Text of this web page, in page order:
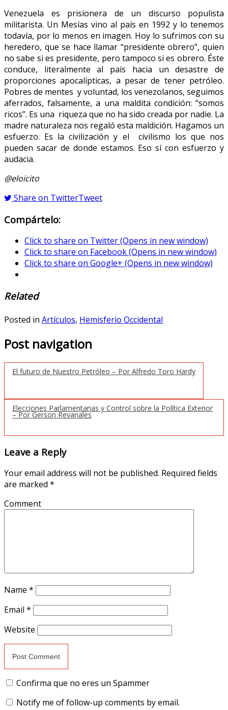
Venezuela es prisionera de un discurso populista
militarista. Un Mesías vino al país en 1992 y lo tenemos
todavía, por lo menos en imagen. Hoy lo sufrimos con su
heredero, que se hace llamar “presidente obrero”, quien
no sabe si es presidente, pero tampoco si es obrero. Éste
conduce, literalmente al país hacia un desastre de
proporciones apocalípticas, a pesar de tener petróleo.
Pobres de mentes y voluntad, los venezolanos, seguimos
aferrados, falsamente, a una maldita condición: “somos
ricos”. Es una riqueza que no ha sido creada por nadie. La
madre naturaleza nos regaló esta maldición. Hagamos un
esfuerzo. Es la civilización y el civilismo los que nos
pueden sacar de donde estamos. Eso sí con esfuerzo y
audacia.
@eloicito
Share on TwitterTweet
Compártelo:
Click to share on Twitter (Opens in new window)
Click to share on Facebook (Opens in new window)
Click to share on Google+ (Opens in new window)
Related
Posted in Artículos, Hemisferio Occidental
Post navigation
El futuro de Nuestro Petróleo – Por Alfredo Toro Hardy
Elecciones Parlamentarias y Control sobre la Política Exterior
– Por Gerson Revanales
Leave a Reply
Your email address will not be published. Required fields
are marked *
Comment
Name *
Email *
Website
Confirma que no eres un Spammer
Notify me of follow-up comments by email.